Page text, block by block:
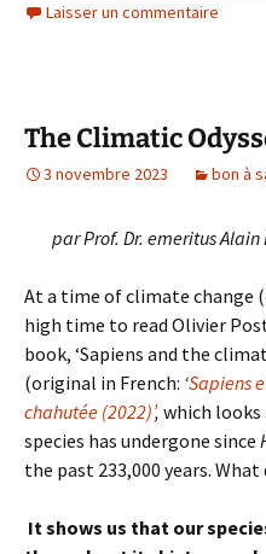
Laisser un commentaire
The Climatic
3 novembre 2023 bon à
par Prof. Dr. emeritus
At a time of climate change
high time to read Olivier
book, ‘Sapiens and the
(original in French: ‘Sapiens
chahutée (2022)’, which
species has undergone since
the past 233,000 years.
It shows us that our